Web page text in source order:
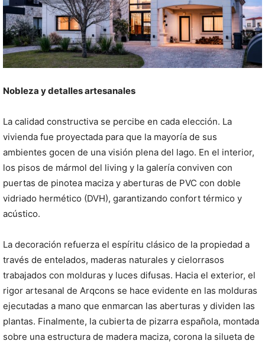
Nobleza y detalles artesanales
La calidad constructiva se percibe en cada elección. La
vivienda fue proyectada para que la mayoría de sus
ambientes gocen de una visión plena del lago. En el interior,
los pisos de mármol del living y la galería conviven con
puertas de pinotea maciza y aberturas de PVC con doble
vidriado hermético (DVH), garantizando confort térmico y
acústico.
La decoración refuerza el espíritu clásico de la propiedad a
través de entelados, maderas naturales y cielorrasos
trabajados con molduras y luces difusas. Hacia el exterior, el
rigor artesanal de Arqcons se hace evidente en las molduras
ejecutadas a mano que enmarcan las aberturas y dividen las
plantas. Finalmente, la cubierta de pizarra española, montada
sobre una estructura de madera maciza, corona la silueta de